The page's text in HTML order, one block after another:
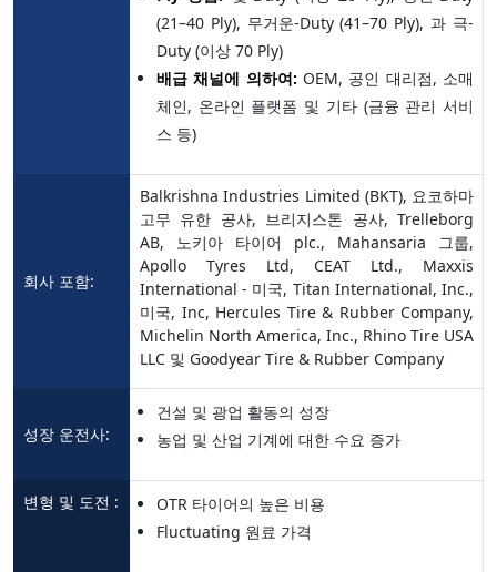
(21–40 Ply), 무거운-Duty (41–70 Ply), 과 극-
Duty (이상 70 Ply)
배급 채널에 의하여: OEM, 공인 대리점, 소매
체인, 온라인 플랫폼 및 기타 (금융 관리 서비
스 등)
회사 포함:
Balkrishna Industries Limited (BKT), 요코하마
고무 유한 공사, 브리지스톤 공사, Trelleborg
AB, 노키아 타이어 plc., Mahansaria 그룹,
Apollo Tyres Ltd, CEAT Ltd., Maxxis
International - 미국, Titan International, Inc.,
미국, Inc, Hercules Tire & Rubber Company,
Michelin North America, Inc., Rhino Tire USA
LLC 및 Goodyear Tire & Rubber Company
성장 운전사:
건설 및 광업 활동의 성장
농업 및 산업 기계에 대한 수요 증가
변형 및 도전 :
OTR 타이어의 높은 비용
Fluctuating 원료 가격